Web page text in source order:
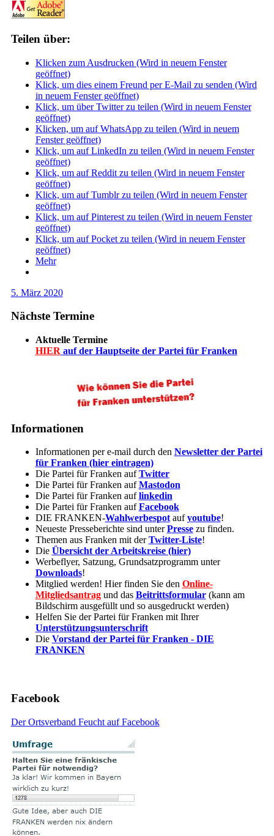
Teilen über:
Klicken zum Ausdrucken (Wird in neuem Fenster
geöffnet)
Klick, um dies einem Freund per E-Mail zu senden (Wird
in neuem Fenster geöffnet)
Klick, um über Twitter zu teilen (Wird in neuem Fenster
geöffnet)
Klicken, um auf WhatsApp zu teilen (Wird in neuem
Fenster geöffnet)
Klick, um auf LinkedIn zu teilen (Wird in neuem Fenster
geöffnet)
Klick, um auf Reddit zu teilen (Wird in neuem Fenster
geöffnet)
Klick, um auf Tumblr zu teilen (Wird in neuem Fenster
geöffnet)
Klick, um auf Pinterest zu teilen (Wird in neuem Fenster
geöffnet)
Klick, um auf Pocket zu teilen (Wird in neuem Fenster
geöffnet)
Mehr
5. März 2020
Nächste Termine
Aktuelle Termine
HIER auf der Hauptseite der Partei für Franken
Informationen
Informationen per e-mail durch den Newsletter der Partei
für Franken (hier eintragen)
Die Partei für Franken aufTwitter
Die Partei für Franken aufMastodon
Die Partei für Franken auflinkedin
Die Partei für Franken aufFacebook
DIE FRANKEN-Wahlwerbespotaufyoutube!
Neueste Presseberichte sind unterPressezu finden.
Themen aus Franken mit derTwitter-Liste!
Die Übersicht der Arbeitskreise (hier)
Werbeflyer, Satzung, Grundsatzprogramm unter
Downloads!
Mitglied werden! Hier finden Sie den Online-
Mitgliedsantragund das Beitrittsformular(kann am
Bildschirm ausgefüllt und so ausgedruckt werden)
Helfen Sie der Partei für Franken mit Ihrer
Unterstützungsunterschrift
Die Vorstand der Partei für Franken - DIE
FRANKEN
Facebook
Der Ortsverband Feucht auf Facebook